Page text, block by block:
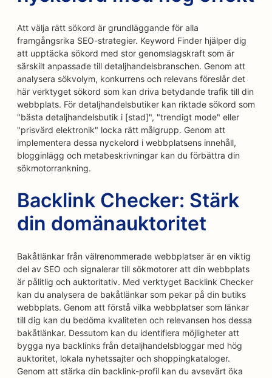
Att välja rätt sökord är grundläggande för alla
framgångsrika SEO-strategier. Keyword Finder hjälper dig
att upptäcka sökord med stor genomslagskraft som är
särskilt anpassade till detaljhandelsbranschen. Genom att
analysera sökvolym, konkurrens och relevans föreslår det
här verktyget sökord som kan driva betydande trafik till din
webbplats. För detaljhandelsbutiker kan riktade sökord som
"bästa detaljhandelsbutik i [stad]", "trendigt mode" eller
"prisvärd elektronik" locka rätt målgrupp. Genom att
implementera dessa nyckelord i webbplatsens innehåll,
blogginlägg och metabeskrivningar kan du förbättra din
sökmotorrankning.
Backlink Checker: Stärk
din domänauktoritet
Bakåtlänkar från välrenommerade webbplatser är en viktig
del av SEO och signalerar till sökmotorer att din webbplats
är pålitlig och auktoritativ. Med verktyget Backlink Checker
kan du analysera de bakåtlänkar som pekar på din butiks
webbplats. Genom att förstå vilka webbplatser som länkar
till dig kan du bedöma kvaliteten och relevansen hos dessa
bakåtlänkar. Dessutom kan du identifiera möjligheter att
bygga nya backlinks från detaljhandelsbloggar med hög
auktoritet, lokala nyhetssajter och shoppingkataloger.
Genom att stärka din backlink-profil kan du avsevärt öka